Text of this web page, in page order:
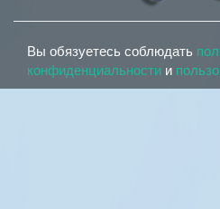
Вы обязуетесь соблюдать
конфиденциальности и